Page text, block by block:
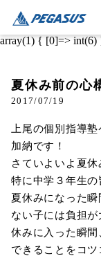
array(1) { [0]=> int(6)
夏休み前の心
2017/07/19
上尾の個別指導
加納です！
さていよいよ夏休
特に中学３年生の
夏休みになった
ない子には負担が
休みに入った瞬
できることをコツ